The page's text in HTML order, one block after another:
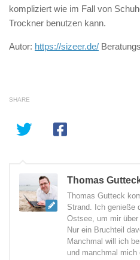
kompliziert wie im Fall von
Trockner benutzen kann.
Autor: https://sizeer.de/
SHARE
Thomas
Thomas Gutteck
Strand. Ich genieße
Ostsee, um mir
Nur ein Bruchteil
Manchmal will ich
und manchmal